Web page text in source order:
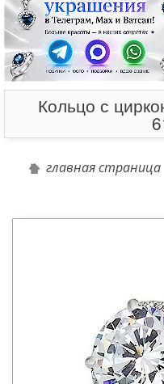
Кольцо с
главная страница